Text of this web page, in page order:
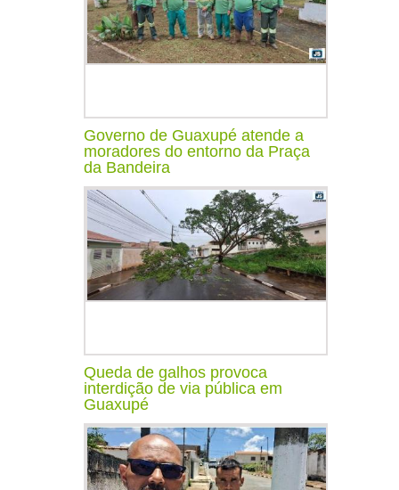
Governo de Guaxupé atende a
moradores do entorno da Praça
da Bandeira
Queda de galhos provoca
interdição de via pública em
Guaxupé